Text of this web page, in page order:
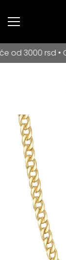
Idi do glavnog
BESPLATNA
rsd • ONLINE